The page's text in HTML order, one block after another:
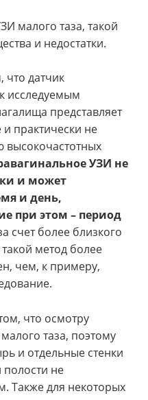
малого таза, такой
и недостатки.
что датчик
исследуемым
представляет
практически не
высокочастотных
УЗИ не
и может
и день,
при этом – период
счет более близкого
метод более
чем, к примеру,
что осмотру
таза, поэтому
и отдельные стенки
не
Также для некоторых